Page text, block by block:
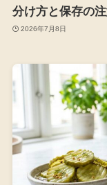
分け方と保存の
2026年7月8日